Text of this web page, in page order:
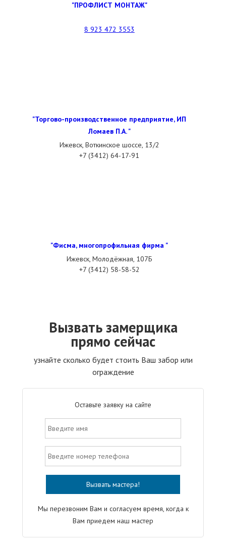
"ПРОФЛИСТ МОНТАЖ"
8 923 472 3553
"Торгово-производственное предприятие, ИП
Ломаев П.А. "
Ижевск, Воткинское шоссе, 13/2
+7 (3412) 64-17-91
"Фисма, многопрофильная фирма "
Ижевск, Молодёжная, 107Б
+7 (3412) 58-58-52
Вызвать замерщика
прямо сейчас
узнайте сколько будет стоить Ваш забор или
ограждение
Оставьте заявку на сайте
Мы перезвоним Вам и согласуем время, когда к
Вам приедем наш мастер